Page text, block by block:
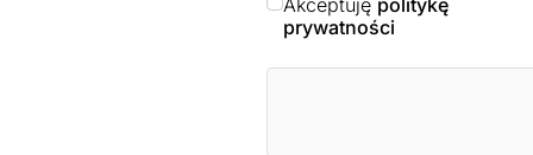
Akceptuję politykę
prywatności